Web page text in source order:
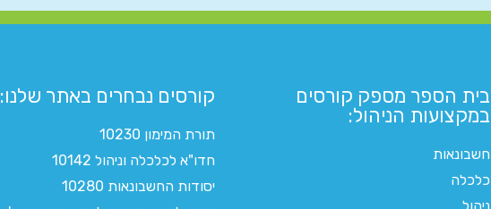
בית הספר מספק קורסים
במקצועות הניהול:
חשבונאות
כלכלה
קורסים נבחרים באתר שלנו:​
תורת המימון 10230
חדו"א לכלכלה וניהול 10142
יסודות החשבונאות 10280